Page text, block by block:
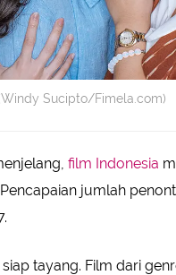
Sucipto/Fimela.com)
film Indonesia
jumlah
tayang. Film dari